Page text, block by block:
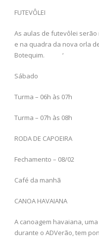
FUTEVÔLEI
As aulas de futevôlei
e na quadra da nova orla
Botequim. ‘
Sábado
Turma – 06h às 07h
Turma – 07h às 08h
RODA DE CAPOEIRA
Fechamento – 08/02
Café da manhã
CANOA HAVAIANA
A canoagem havaiana,
durante o ADVerão, tem